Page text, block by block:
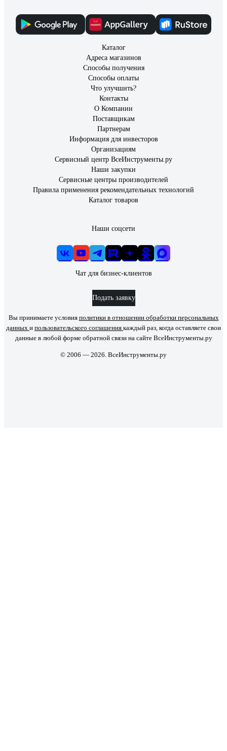
Каталог
Адреса магазинов
Способы получения
Способы оплаты
Что улучшить?
Контакты
О Компании
Поставщикам
Партнерам
Информация для инвесторов
Организациям
Сервисный центр ВсеИнструменты.ру
Наши закупки
Сервисные центры производителей
Правила применения рекомендательных технологий
Каталог товаров
Наши соцсети
Чат для бизнес-клиентов
Подать заявку
Вы принимаете условия политики в отношении обработки персональных
данных и пользовательского соглашения каждый раз, когда оставляете свои
данные в любой форме обратной связи на сайте ВсеИнструменты.ру
© 2006 — 2026. ВсеИнструменты.ру